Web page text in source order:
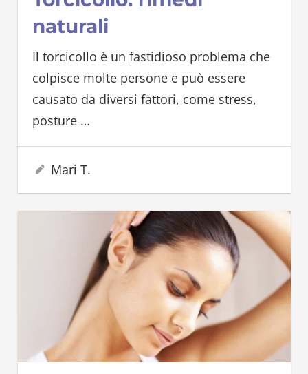
naturali
Il torcicollo è un fastidioso problema che
colpisce molte persone e può essere
causato da diversi fattori, come stress,
posture …
3 Febbraio 2024
Mari T.